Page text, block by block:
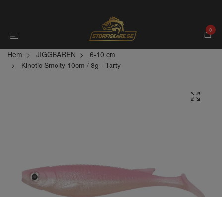
0
Hem JIGGBAREN
6-10 cm
Kinetic Smolty 10cm / 8g - Tarty